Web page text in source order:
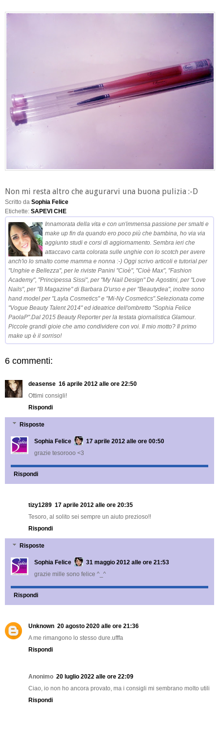
Non mi resta altro che augurarvi una buona pulizia :-D
Scritto da Sophia Felice
Etichette: SAPEVI CHE
Innamorata della vita e con un'immensa passione per smalti e
make up fin da quando ero poco più che bambina, ho via via
aggiunto studi e corsi di aggiornamento. Sembra ieri che
attaccavo carta colorata sulle unghie con lo scotch per avere
anch'io lo smalto come mamma e nonna :-) Oggi scrivo articoli e tutorial per
"Unghie e Bellezza", per le riviste Panini "Cioè", "Cioè Max", "Fashion
Academy", "Principessa Sissi", per "My Nail Design" De Agostini, per "Love
Nails", per "B Magazine" di Barbara D'urso e per "Beautydea", inoltre sono
hand model per "Layla Cosmetics" e "Mi-Ny Cosmetics".Selezionata come
"Vogue Beauty Talent 2014" ed ideatrice dell'ombretto "Sophia Felice
PaolaP".Dal 2015 Beauty Reporter per la testata giornalistica Glamour.
Piccole grandi gioie che amo condividere con voi. Il mio motto? Il primo
make up è il sorriso!
6 commenti:
deasense 16 aprile 2012 alle ore 22:50
Ottimi consigli!
Rispondi
Risposte
Sophia Felice
17 aprile 2012 alle ore 00:50
grazie tesorooo <3
Rispondi
tizy1289 17 aprile 2012 alle ore 20:35
Tesoro, al solito sei sempre un aiuto prezioso!!
Rispondi
Risposte
Sophia Felice
31 maggio 2012 alle ore 21:53
grazie mille sono felice ^_^
Rispondi
Unknown 20 agosto 2020 alle ore 21:36
A me rimangono lo stesso dure.ufffa
Rispondi
Anonimo 20 luglio 2022 alle ore 22:09
Ciao, io non ho ancora provato, ma i consigli mi sembrano molto utili
Rispondi